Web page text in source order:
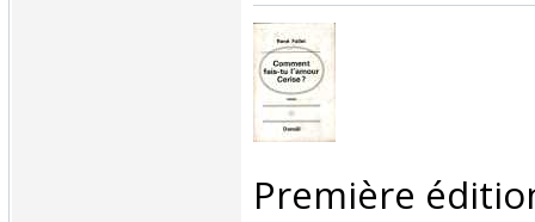
‎Première